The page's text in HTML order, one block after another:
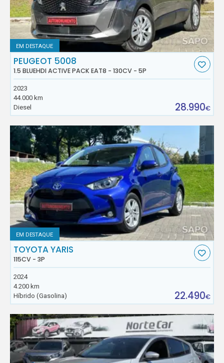
EM DESTAQUE
PEUGEOT 5008
1.5 BLUEHDI ACTIVE PACK EAT8 - 130CV - 5P
2023
44.000 km
Diesel
28.990€
EM DESTAQUE
TOYOTA YARIS
115CV - 3P
2024
4.200 km
Híbrido (Gasolina)
22.490€